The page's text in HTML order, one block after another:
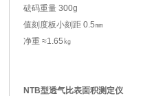
砝码重量 300g
值刻度板小刻距 0.5㎜
净重 ≈1.65㎏
NTB型透气比表面积测定仪